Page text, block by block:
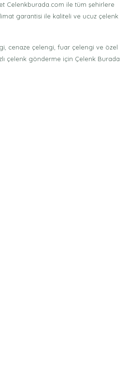
Celenkburada.com ile tüm şehirlere
garantisi ile kaliteli ve ucuz çelenk
cenaze çelengi, fuar çelengi ve özel
çelenk gönderme için Çelenk Burada